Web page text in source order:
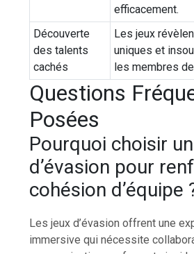
efficacement.
Découverte
des talents
cachés
Les jeux
uniques et
les membres de
Questions
Posées
Pourquoi choisir
d’évasion pour
cohésion d’équipe
Les jeux d’évasion offrent une
immersive qui nécessite